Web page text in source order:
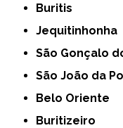
Buritis
Jequitinhonha
São Gonçalo
São João da
Belo Oriente
Buritizeiro